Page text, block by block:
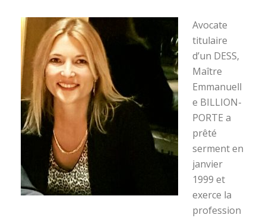
Avocate
titulaire
d’un DESS,
Maître
Emmanuell
e BILLION-
PORTE a
prêté
serment en
janvier
1999 et
exerce la
profession